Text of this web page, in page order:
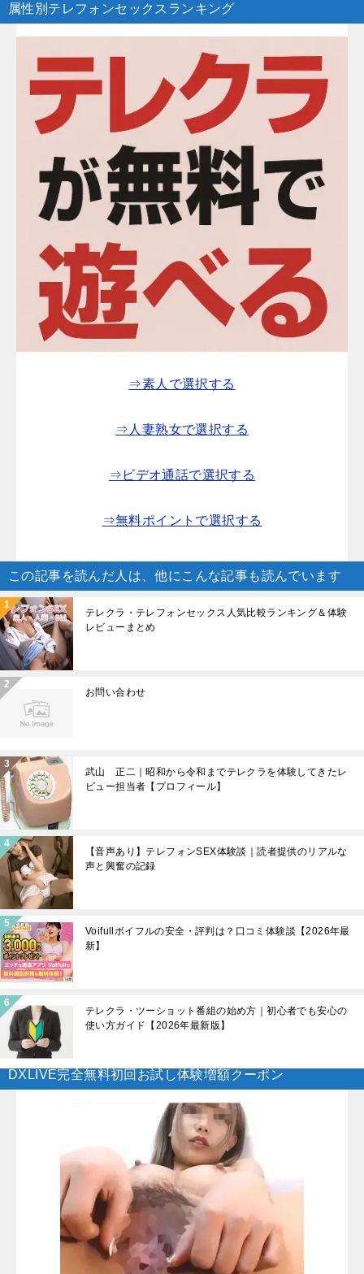
属性別テレフォンセックスランキング
⇒素人で選択する
⇒人妻熟女で選択する
⇒ビデオ通話で選択する
⇒無料ポイントで選択する
この記事を読んだ人は、他にこんな記事も読んでいます
テレクラ・テレフォンセックス人気比較ランキング＆体験
レビューまとめ
お問い合わせ
武山 正二｜昭和から令和までテレクラを体験してきたレ
ビュー担当者【プロフィール】
【音声あり】テレフォンSEX体験談｜読者提供のリアルな
声と興奮の記録
Voifullボイフルの安全・評判は？口コミ体験談【2026年最
新】
テレクラ・ツーショット番組の始め方｜初心者でも安心の
使い方ガイド【2026年最新版】
DXLIVE完全無料初回お試し体験増額クーポン